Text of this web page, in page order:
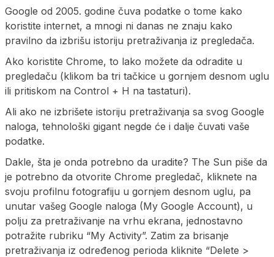
Google od 2005. godine čuva podatke o tome kako
koristite internet, a mnogi ni danas ne znaju kako
pravilno da izbrišu istoriju pretraživanja iz pregledača.
Ako koristite Chrome, to lako možete da odradite u
pregledaču (klikom ba tri tačkice u gornjem desnom uglu
ili pritiskom na Control + H na tastaturi).
Ali ako ne izbrišete istoriju pretraživanja sa svog Google
naloga, tehnološki gigant negde će i dalje čuvati vaše
podatke.
Dakle, šta je onda potrebno da uradite? The Sun piše da
je potrebno da otvorite Chrome pregledač, kliknete na
svoju profilnu fotografiju u gornjem desnom uglu, pa
unutar vašeg Google naloga (My Google Account), u
polju za pretraživanje na vrhu ekrana, jednostavno
potražite rubriku “My Activity”. Zatim za brisanje
pretraživanja iz određenog perioda kliknite “Delete >